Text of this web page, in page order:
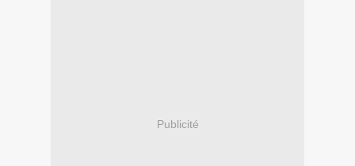
Publicité